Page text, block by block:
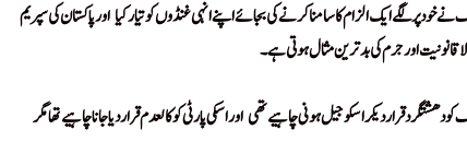
! اور پاکستان کی سپریم
اور جرم کی بدترین مثال ہوتی ہے۔!
دھشتگرد قرار دیکر اسکو جیل ہونی چاہیے تھی! اور اسکی پارٹی کو کالعدم قرار دیا جانا چاہیے تھا مگر